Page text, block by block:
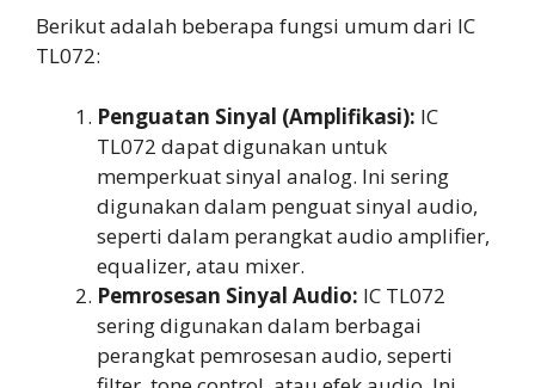
Berikut adalah beberapa fungsi umum dari IC
TL072:
Penguatan Sinyal (Amplifikasi): IC
TL072 dapat digunakan untuk
memperkuat sinyal analog. Ini sering
digunakan dalam penguat sinyal audio,
seperti dalam perangkat audio amplifier,
equalizer, atau mixer.
Pemrosesan Sinyal Audio: IC TL072
sering digunakan dalam berbagai
perangkat pemrosesan audio, seperti